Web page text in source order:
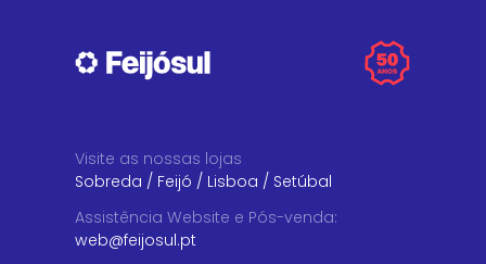
Visite as nossas lojas
Sobreda / Feijó / Lisboa / Setúbal
Assistência Website e Pós-venda:
web@feijosul.pt